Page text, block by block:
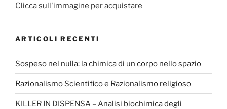
Clicca sull'immagine per acquistare
ARTICOLI RECENTI
Sospeso nel nulla: la chimica di un corpo nello spazio
Razionalismo Scientifico e Razionalismo religioso
KILLER IN DISPENSA – Analisi biochimica degli